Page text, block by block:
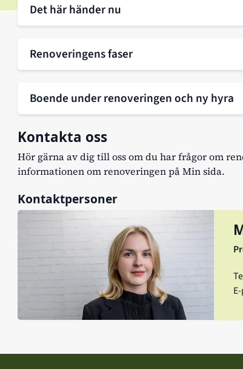
Det här händer nu
Renoveringens faser
Boende under renoveringen och ny hyra
Kontakta oss
Hör gärna av dig till oss om du har frågor om
informationen om renoveringen påMin sida.
Kontaktpersoner